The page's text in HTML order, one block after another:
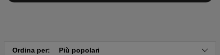
Ordina per: Più popolari